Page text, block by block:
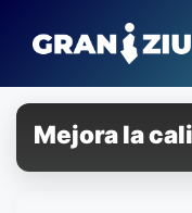
para
conteúdo
Mejora la